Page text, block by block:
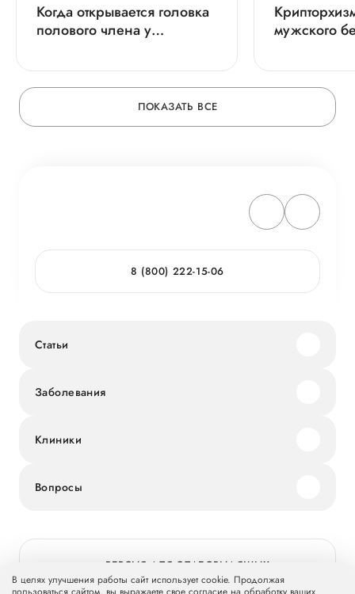
Когда открывается головка
полового члена у
мужского
вовремя
ПОКАЗАТЬ ВСЕ
8 (800) 222-15-06
Статьи
Заболевания
Клиники
Вопросы
ВЕРСИЯ ДЛЯ СЛАБОВИДЯЩИХ
В целях улучшения работы сайт использует cookie. Продолжая